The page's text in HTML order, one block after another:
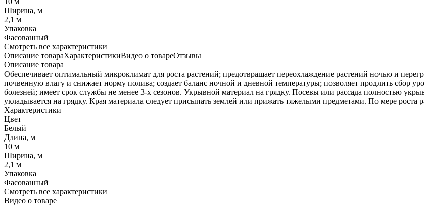
Ширина, м
2,1 м
Упаковка
Фасованный
Cмотреть все характеристики
Описание товараХарактеристикиВидео о товареОтзывы
Описание товара
Обеспечивает оптимальный микроклимат для роста растений; предотвращает переохлаждение растений ночью и
почвенную влагу и снижает норму полива; создает баланс ночной и дневной температуры; позволяет продлить сбор
болезней; имеет срок службы не менее 3-х сезонов. Укрывной материал на грядку. Посевы или рассада полностью
укладывается на грядку. Края материала следует присыпать землей или прижать тяжелыми предметами. По мере
Характеристики
Цвет
Белый
Длина, м
10 м
Ширина, м
2,1 м
Упаковка
Фасованный
Cмотреть все характеристики
Видео о товаре